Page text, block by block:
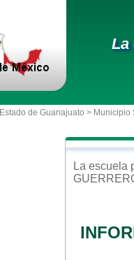
La
Estado de Guanajuato > Municipio
La escuela